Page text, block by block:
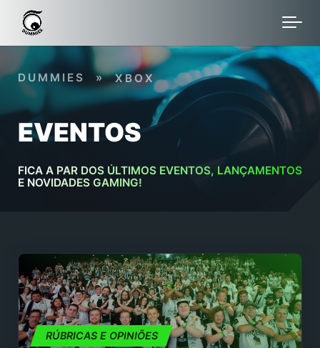
Skip to main content
EVENTOS
FICA A PAR DOS ÚLTIMOS EVENTOS, LANÇAMENTOS
E NOVIDADES GAMING!
DUMMIES » XBOX
RÚBRICAS E OPINIÕES